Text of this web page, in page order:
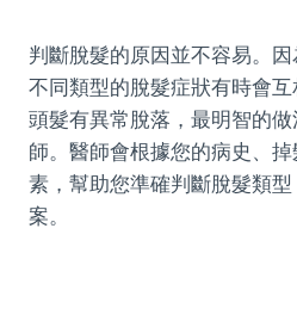
判斷脫髮的原因並不容易。
不同類型的脫髮症狀有時會
頭髮有異常脫落，最明智的
師。醫師會根據您的病史、
素，幫助您準確判斷脫髮類
案。